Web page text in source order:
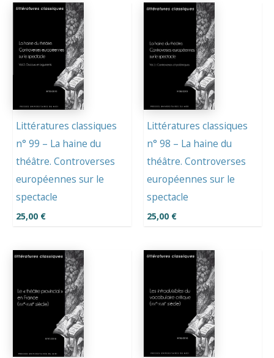
Littératures classiques
n° 99 – La haine du
théâtre. Controverses
européennes sur le
spectacle
25,00 €
Littératures classiques
n° 98 – La haine du
théâtre. Controverses
européennes sur le
spectacle
25,00 €